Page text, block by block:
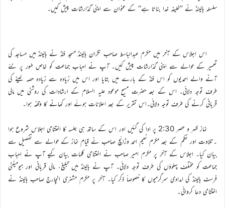
سلسلہ ہالینڈ نے ’’خلیفہ خدا بناتا ہے‘‘ کے عنوان سے اپنی گذارشات پیش کیں۔
اس اجلاس کے آخر میں مکرم عبدالباسط صاحب نگران ہالینڈ مسجد فنڈ نے ہالینڈ میں مساجد کی
تعمیر کے حوالے سے اپنی گذارشات پیش کیں۔ آپ نے احباب جماعت کو خاص طور پر نئے
آنے والے احمدیوں کو اس فنڈ کے بارے میں بتایا اور اس میں زیادہ سے زیادہ حصہ لینے کی
طرف توجہ دلائی۔ اس کے بعد حضرت مسیح موعود علیہ السلام کے ارشادات کی روشنی میں مالی
قربانی کرنے کی طرف توجہ دلائی۔اس تقریر کے بعد اعلانات ہوئے اور کھانے کا وقفہ ہوا۔
نماز ظہر و عصر 2:30 پر ادا کی گئیں اور اس کے ساتھ ہی جلسہ کا اختتامی اجلاس شروع ہوا
۔تلاوت اور نظم کے بعد مکرم نعیم احمد وڑائچ صاحب نے قیام نماز کے حوالے سے تفصیل سے
بیان کیا۔ اجلاس کے آخر پر مکرم امیر صاحب نے اختتامی کلمات بیان کیے آپ نے احباب
جماعت کو مختلف پہلوؤں کی طرف توجہ دلائی۔ آپ نے ہالینڈ میں تبلیغ، مالی قربانی اور ہیومینٹی
فرسٹ ہالینڈ کی امدادی سرگرمیوں کا خصوصاً ذکر کیا۔ آخر پر مکرم مشنری انچارج صاحب ہالینڈ نے
اختتامی دعا کروائی۔